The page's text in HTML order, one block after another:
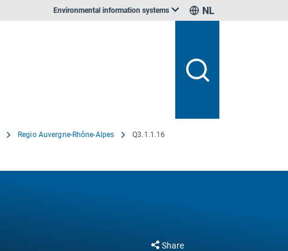
Environmental information systems NL
Regio Auvergne-Rhône-Alpes Q3.1.1.16
Share